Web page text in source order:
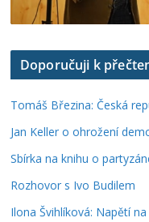
Doporučuji k
Tomáš Březina: Česká
Jan Keller o ohrožení
Sbírka na knihu o
Rozhovor s Ivo Budilem
Ilona Švihlíková: Napětí